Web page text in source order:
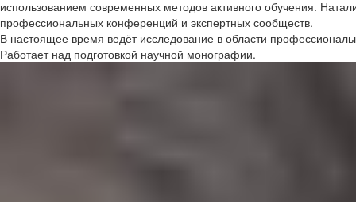
использованием современных методов активного обучения.
профессиональных конференций и экспертных сообществ.
В настоящее время ведёт исследование в области
Работает над подготовкой научной монографии.